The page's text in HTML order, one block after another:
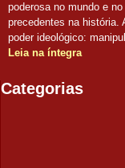
poderosa no mundo e
precedentes na história.
poder ideológico:
Leia na íntegra
Categorias